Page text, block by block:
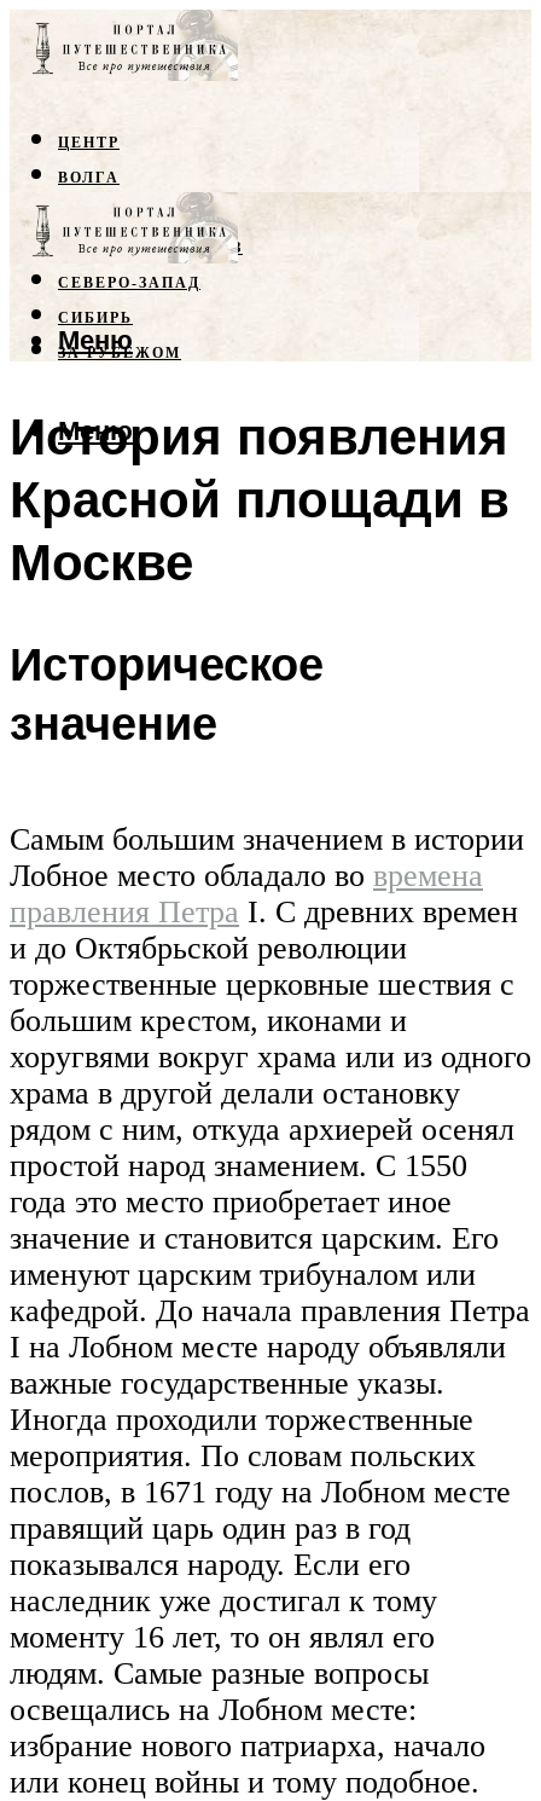
ЦЕНТР
ВОЛГА
КРЫМ
СЕВЕРНЫЙ КАВКАЗ
СЕВЕРО-ЗАПАД
СИБИРЬ
ЗА РУБЕЖОМ
Меню
Меню
История появления
Красной площади в
Москве
Историческое
значение
Самым большим значением в истории
Лобное место обладало во времена
правления Петра I. С древних времен
и до Октябрьской революции
торжественные церковные шествия с
большим крестом, иконами и
хоругвями вокруг храма или из одного
храма в другой делали остановку
рядом с ним, откуда архиерей осенял
простой народ знамением. С 1550
года это место приобретает иное
значение и становится царским. Его
именуют царским трибуналом или
кафедрой. До начала правления Петра
I на Лобном месте народу объявляли
важные государственные указы.
Иногда проходили торжественные
мероприятия. По словам польских
послов, в 1671 году на Лобном месте
правящий царь один раз в год
показывался народу. Если его
наследник уже достигал к тому
моменту 16 лет, то он являл его
людям. Самые разные вопросы
освещались на Лобном месте:
избрание нового патриарха, начало
или конец войны и тому подобное.